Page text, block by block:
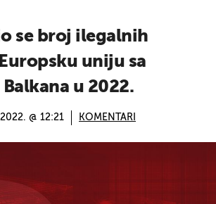
se broj ilegalnih
uniju sa
u 2022.
@ 12:21 KOMENTARI